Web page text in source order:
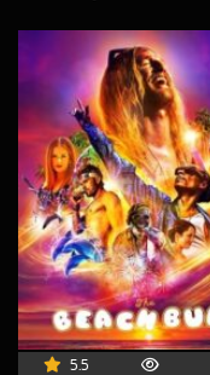
5.5